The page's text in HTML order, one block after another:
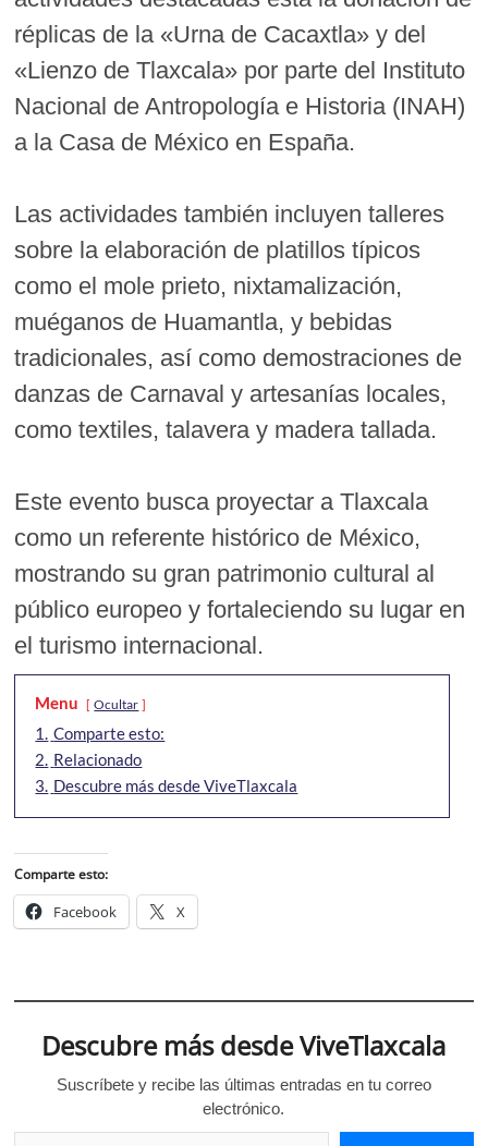
réplicas de la «Urna de Cacaxtla» y del
«Lienzo de Tlaxcala» por parte del Instituto
Nacional de Antropología e Historia (INAH)
a la Casa de México en España.
Las actividades también incluyen talleres
sobre la elaboración de platillos típicos
como el mole prieto, nixtamalización,
muéganos de Huamantla, y bebidas
tradicionales, así como demostraciones de
danzas de Carnaval y artesanías locales,
como textiles, talavera y madera tallada.
Este evento busca proyectar a Tlaxcala
como un referente histórico de México,
mostrando su gran patrimonio cultural al
público europeo y fortaleciendo su lugar en
el turismo internacional.
Menu Ocultar
1. Comparte esto:
2. Relacionado
3. Descubre más desde ViveTlaxcala
Comparte esto:
Facebook X
Descubre más desde ViveTlaxcala
Suscríbete y recibe las últimas entradas en tu correo
electrónico.
Escribe tu correo electrónico…